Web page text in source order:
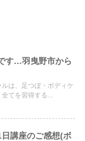
す…羽曳野市から
は、足つぼ・ボディケ
てを習得する...
講座のご感想(ボ